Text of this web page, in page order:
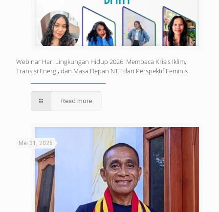
Webinar Hari Lingkungan Hidup 2026: Membaca Krisis Iklim,
Transisi Energi, dan Masa Depan NTT dari Perspektif Feminis
Read more
Mei 31, 2026